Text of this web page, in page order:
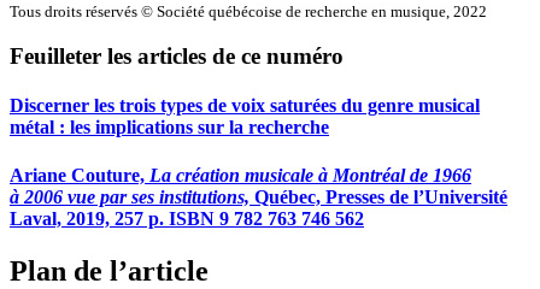
Tous droits réservés © Société québécoise de recherche en musique, 2022
Feuilleter les articles de ce numéro
Discerner les trois types de voix saturées du genre musical
métal : les implications sur la recherche
Ariane Couture, La création musicale à Montréal de 1966
à 2006 vue par ses institutions, Québec, Presses de l’Université
Laval, 2019, 257 p. ISBN 9 782 763 746 562
Plan de l’article